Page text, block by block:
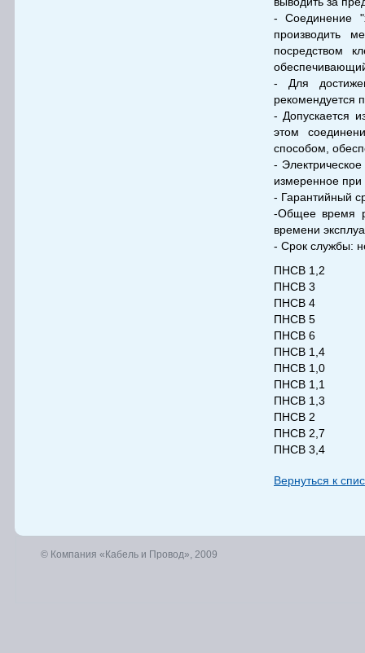
- Соединение
производить
посредством
- Для
рекомендуется
- Допускается
этом
способом,
-
измеренное
- Гарантийный
-Общее время
времени
- Срок службы:
ПНСВ 1,2
ПНСВ 3
ПНСВ 4
ПНСВ 5
ПНСВ 6
ПНСВ 1,4
ПНСВ 1,0
ПНСВ 1,1
ПНСВ 1,3
ПНСВ 2
ПНСВ 2,7
ПНСВ 3,4
Вернуться к
© Компания «Кабель и Провод», 2009